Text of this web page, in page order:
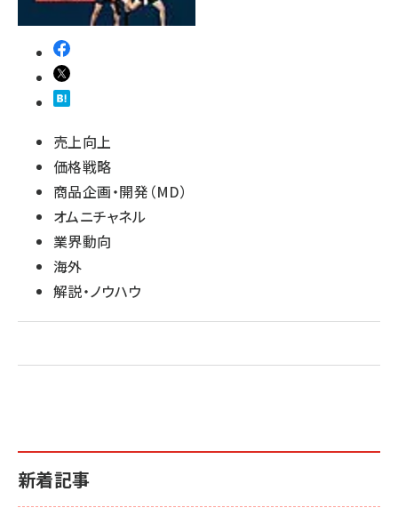
売上向上
価格戦略
商品企画・開発（MD）
オムニチャネル
業界動向
海外
解説・ノウハウ
新着記事